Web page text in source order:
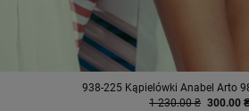
938-225 Kąpielówki Anabel Arto
1 230.00 ₴ 300.00